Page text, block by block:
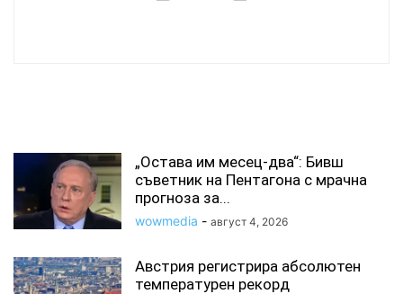
„Остава им месец-два“: Бивш
съветник на Пентагона с мрачна
прогноза за...
wowmedia - август 4, 2026
Австрия регистрира абсолютен
температурен рекорд